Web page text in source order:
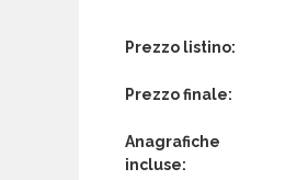
Prezzo listino:
Prezzo finale:
Anagrafiche
incluse: